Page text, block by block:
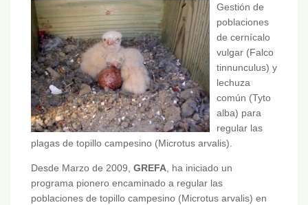
Gestión de
poblaciones
de cernícalo
vulgar (Falco
tinnunculus) y
lechuza
común (Tyto
alba) para
regular las
plagas de topillo campesino (Microtus arvalis).
Desde Marzo de 2009, GREFA, ha iniciado un
programa pionero encaminado a regular las
poblaciones de topillo campesino (Microtus arvalis) en